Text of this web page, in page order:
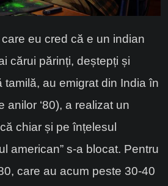
eu cred că e un indian
cărui părinți, deștepți și
tamilă, au emigrat din India în
anilor ‘80), a realizat un
chiar și pe înțelesul
american” s-a blocat. Pentru
care au acum peste 30-40